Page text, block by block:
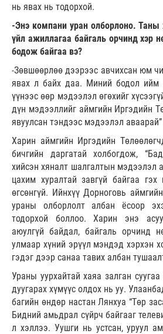
нь явах нь тодорхой.
-Энэ компани уран олборлоно. Таны
үйл ажиллагаа байгаль орчинд хэр
бодож байгаа вэ?
-Зөвшөөрлөө дээрээс авчихсан юм
явах л байх даа. Миний бодол ийм
үүнээс өөр мэдээлэл өгөхийг
дүн мэдээллийг аймгийн Иргэдийн
явуулсан тэндээс мэдээлэл
Харин аймгийн Иргэдийн
бичгийн даргатай холбогдож,
хийсэн хяналт шалгалтын мэдээлэл
цахим хуралтай завгүй байгаа гэх
өгсөнгүй. Ийнхүү Дорноговь
ураны олборлолт албан ёсоор
тодорхой боллоо. Харин энэ
аюулгүй байдал, байгаль орчинд
улмаар хүний эрүүл мэндэд хэрхэн
гэдэг дээр санаа тавих албан
Ураны уурхайтай хаяа залган
дуугарах хүмүүс олдох нь уу.
багийн өндөр настан Лянхуа “Төр
Бидний амьдрал сүйрч байгааг
л хэллээ. Уушги нь устсан, уруул